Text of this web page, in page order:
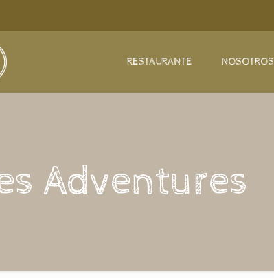
RESTAURANTE NOSOTROS
Adventures